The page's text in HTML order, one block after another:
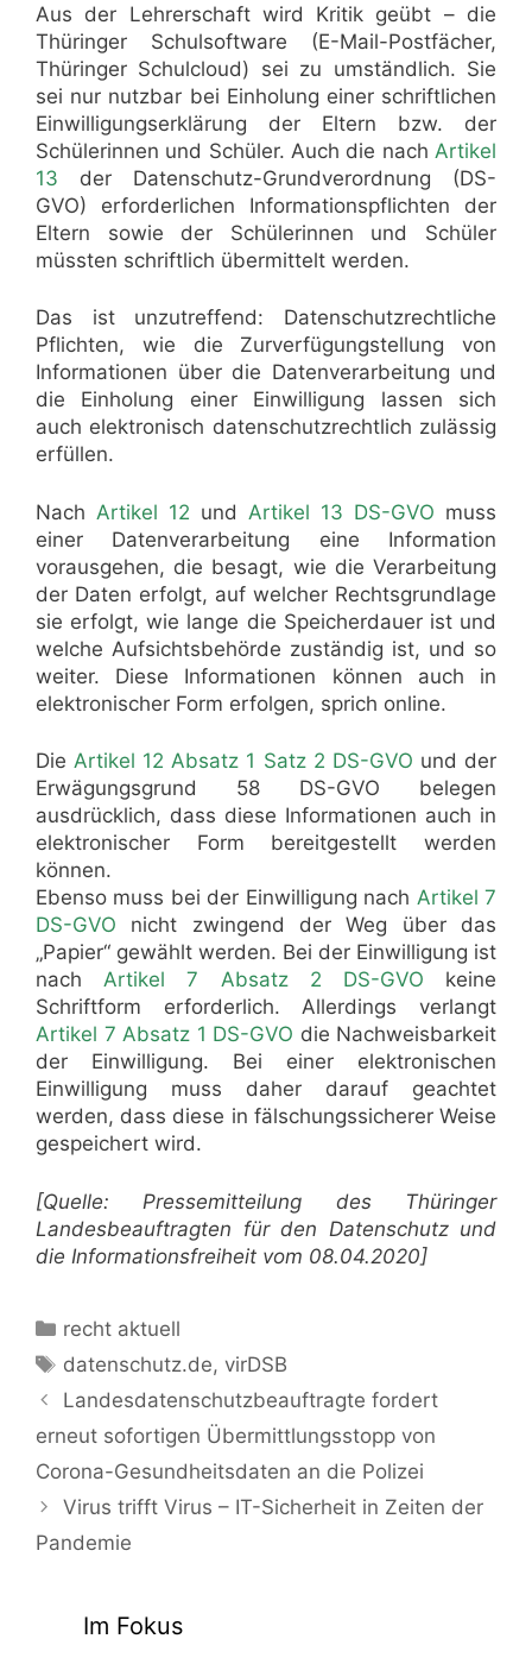
Aus der Lehrerschaft wird Kritik geübt – die
Thüringer Schulsoftware (E-Mail-Postfächer,
Thüringer Schulcloud) sei zu umständlich. Sie
sei nur nutzbar bei Einholung einer schriftlichen
Einwilligungserklärung der Eltern bzw. der
Schülerinnen und Schüler. Auch die nach Artikel
13 der Datenschutz-Grundverordnung (DS-
GVO) erforderlichen Informationspflichten der
Eltern sowie der Schülerinnen und Schüler
müssten schriftlich übermittelt werden.
Das ist unzutreffend: Datenschutzrechtliche
Pflichten, wie die Zurverfügungstellung von
Informationen über die Datenverarbeitung und
die Einholung einer Einwilligung lassen sich
auch elektronisch datenschutzrechtlich zulässig
erfüllen.
Nach Artikel 12 und Artikel 13 DS-GVO muss
einer Datenverarbeitung eine Information
vorausgehen, die besagt, wie die Verarbeitung
der Daten erfolgt, auf welcher Rechtsgrundlage
sie erfolgt, wie lange die Speicherdauer ist und
welche Aufsichtsbehörde zuständig ist, und so
weiter. Diese Informationen können auch in
elektronischer Form erfolgen, sprich online.
DieArtikel 12 Absatz 1 Satz 2 DS-GVO und der
Erwägungsgrund 58 DS-GVO belegen
ausdrücklich, dass diese Informationen auch in
elektronischer Form bereitgestellt werden
können.
Ebenso muss bei der Einwilligung nach Artikel 7
DS-GVO nicht zwingend der Weg über das
„Papier“ gewählt werden. Bei der Einwilligung ist
nachArtikel 7 Absatz 2 DS-GVO keine
Schriftform erforderlich. Allerdings verlangt
Artikel 7 Absatz 1 DS-GVO die Nachweisbarkeit
der Einwilligung. Bei einer elektronischen
Einwilligung muss daher darauf geachtet
werden, dass diese in fälschungssicherer Weise
gespeichert wird.
[Quelle: Pressemitteilung des Thüringer
Landesbeauftragten für den Datenschutz und
die Informationsfreiheit vom 08.04.2020]
Thüringer
Schulsoftware
in
Zeiten:
Einwilligung
und
Informationspflichten
auch
möglich!
Kategorien
recht aktuell
Schlagwörter
datenschutz.de, virDSB
Landesdatenschutzbeauftragte fordert
erneut sofortigen Übermittlungsstopp von
Corona-Gesundheitsdaten an die Polizei
Virus trifft Virus – IT-Sicherheit in Zeiten der
Pandemie
Im Fokus